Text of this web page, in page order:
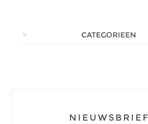
CATEGORIEEN
NIEUWSBRIEF